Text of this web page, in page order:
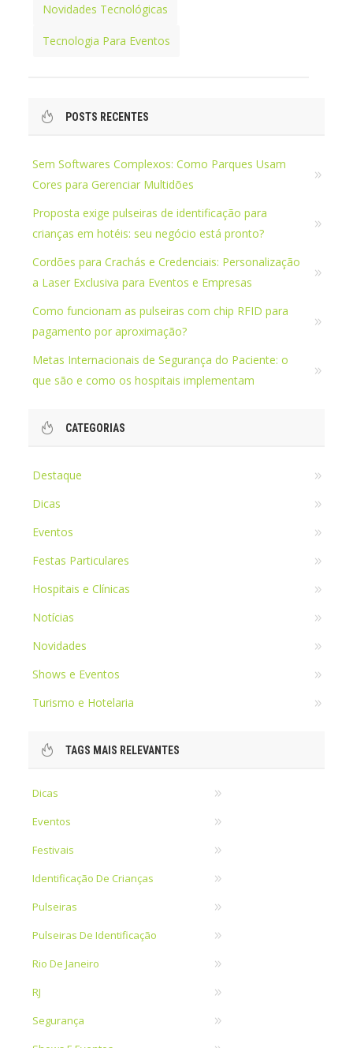
Novidades Tecnológicas
Tecnologia Para Eventos
POSTS RECENTES
Sem Softwares Complexos: Como Parques Usam
Cores para Gerenciar Multidões
Proposta exige pulseiras de identificação para
crianças em hotéis: seu negócio está pronto?
Cordões para Crachás e Credenciais: Personalização
a Laser Exclusiva para Eventos e Empresas
Como funcionam as pulseiras com chip RFID para
pagamento por aproximação?
Metas Internacionais de Segurança do Paciente: o
que são e como os hospitais implementam
CATEGORIAS
Destaque
Dicas
Eventos
Festas Particulares
Hospitais e Clínicas
Notícias
Novidades
Shows e Eventos
Turismo e Hotelaria
TAGS MAIS RELEVANTES
Dicas
Eventos
Festivais
Identificação De Crianças
Pulseiras
Pulseiras De Identificação
Rio De Janeiro
RJ
Segurança